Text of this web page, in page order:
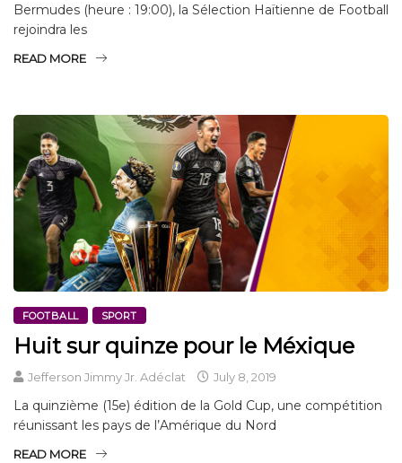
Bermudes (heure : 19:00), la Sélection Haïtienne de Football
rejoindra les
READ MORE
FOOTBALL SPORT
Huit sur quinze pour le Méxique
Jefferson Jimmy Jr. Adéclat July 8, 2019
La quinzième (15e) édition de la Gold Cup, une compétition
réunissant les pays de l’Amérique du Nord
READ MORE